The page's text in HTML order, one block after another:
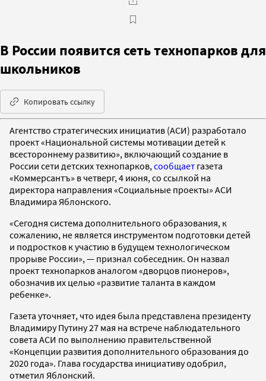
В России появится сеть технопарков для
школьников
Копировать ссылку
Агентство стратегических инициатив (АСИ) разработало
проект «Национальной системы мотивации детей к
всестороннему развитию», включающий создание в
России сети детских технопарков, сообщает газета
«Коммерсантъ» в четверг, 4 июня, со ссылкой на
директора направления «Социальные проекты» АСИ
Владимира Яблонского.
«Сегодня система дополнительного образования, к
сожалению, не является инструментом подготовки детей
и подростков к участию в будущем технологическом
прорыве России», — признал собеседник. Он назвал
проект технопарков аналогом «дворцов пионеров»,
обозначив их целью «развитие таланта в каждом
ребенке».
Газета уточняет, что идея была представлена президенту
Владимиру Путину 27 мая на встрече наблюдательного
совета АСИ по выполнению правительственной
«Концепции развития дополнительного образования до
2020 года». Глава государства инициативу одобрил,
отметил Яблонский.